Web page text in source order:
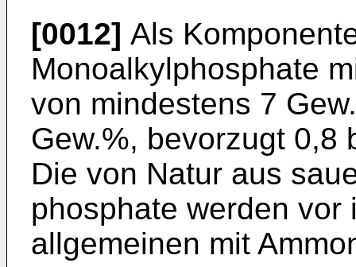
[0012] Als
Monoalkylphosphate
von mindestens 7
Gew.%, bevorzugt 0,8
Die von Natur aus
phosphate werden vor
allgemeinen mit